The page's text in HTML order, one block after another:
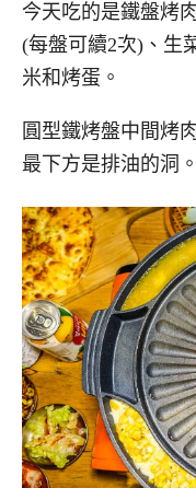
今天吃的是鐵盤烤
(每盤可續2次)、生
米和烤蛋。
圓型鐵烤盤中間烤
最下方是排油的洞。